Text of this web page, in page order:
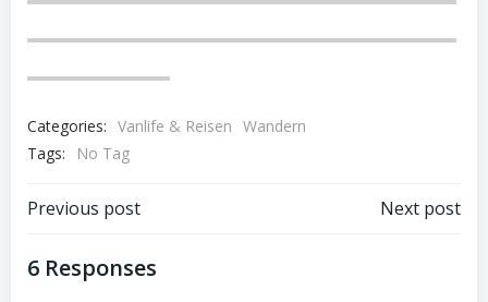
Categories: Vanlife & Reisen Wandern
Tags:
No Tag
Post
navigation
Previous post Next post
6 Responses